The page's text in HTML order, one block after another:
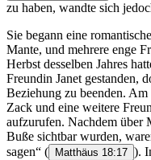
zu haben, wandte sich
Sie begann eine
Mante, und mehrere enge
Herbst desselben Jahres
Freundin Janet gestanden,
Beziehung zu beenden. Am
Zack und eine weitere
aufzurufen. Nachdem über
Buße sichtbar wurden,
sagen“ ( Matthäus 18:17 ).